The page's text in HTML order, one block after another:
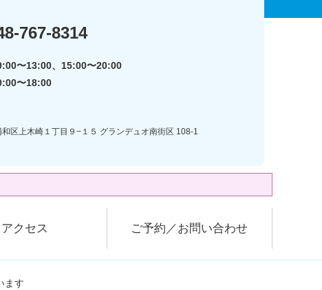
767-8314
〜13:00、15:00〜20:00
〜18:00
区上木崎１丁目９−１５ グランデュオ南街区 108-1
アクセス ご予約／お問い合わせ
ます